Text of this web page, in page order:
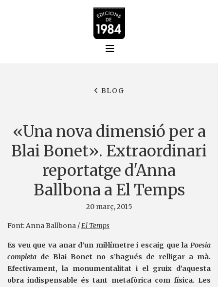
BLOG
«Una nova dimensió per a
Blai Bonet». Extraordinari
reportatge d'Anna
Ballbona a El Temps
20 març, 2015
Font: Anna Ballbona /El Temps
Es veu que va anar d’un mil·límetre i escaig que la Poesia
completa de Blai Bonet no s’hagués de relligar a mà.
Efectivament, la monumentalitat i el gruix d’aquesta
obra indispensable és tant metafòrica com física. Les